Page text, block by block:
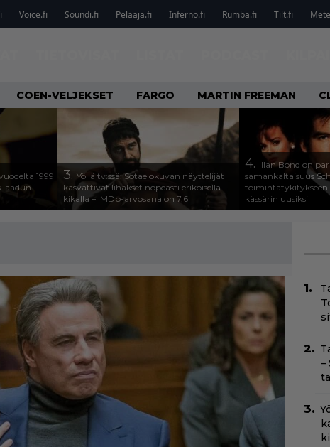
Voice.fi Soundi.fi Pelaaja.fi Inferno.fi Rumba.fi Tilt.fi
COEN-VELJEKSET FARGO MARTIN FREEMAN
1999
laadun
3. Yöllä tv:ssä: Sotaelokuvan näyttelijät
kasvattivat lihakset nopeasti erikoisella
kikalla – IMDb-arvosana on 7,6
4. Illan Bond on
samankaltaisuus
toimintatykitykseen
kässärin uusiksi
–